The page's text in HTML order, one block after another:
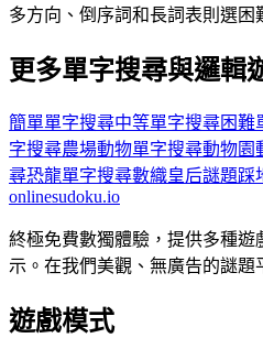
多方向、倒序詞和長詞表則選困
更多單字搜尋與邏輯
簡單單字搜尋中等單字搜尋困難
字搜尋農場動物單字搜尋動物園
尋恐龍單字搜尋數織皇后謎題踩
onlinesudoku.io
終極免費數獨體驗，提供多種遊
示。在我們美觀、無廣告的謎題
遊戲模式